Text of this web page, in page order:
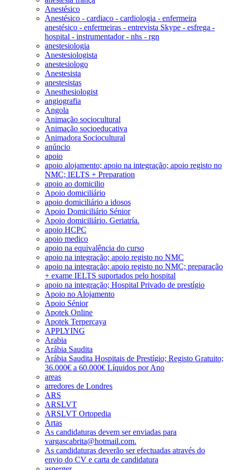
Anestésico
Anestésico - cardiaco - cardiologia - enfermeira
anestésico - enfermeiras - entrevista Skype - esfrega -
hospital - instrumentador - nhs - rgn
anestesiologia
Anestesiologista
anestesiologo
Anestesista
anestesistas
Anesthesiologist
angiografia
Angola
Animação sociocultural
Animação socioeducativa
Animadora Sociocultural
anúncio
apoio
apoio alojamento; apoio na integração; apoio registo no
NMC; IELTS + Preparation
apoio ao domicilio
Apoio domiciliário
apoio domiciliário a idosos
Apoio Domiciliário Sénior
Apoio domiciliário. Geriatría.
apoio HCPC
apoio medico
apoio na equivalência do curso
apoio na integração; apoio registo no NMC
apoio na integração; apoio registo no NMC; preparação
+ exame IELTS suportados pelo hospital
apoio na integração; Hospital Privado de prestígio
Apoio no Alojamento
Apoio Sénior
Apotek Online
Apotek Terpercaya
APPLYING
Arabia
Arábia Saudita
Arábia Saudita Hospitais de Prestígio; Registo Gratuito;
36.000€ a 60.000€ Líquidos por Ano
areas
arredores de Londres
ARS
ARSLVT
ARSLVT Ortopedia
Artas
As candidaturas devem ser enviadas para
vargascabrita@hotmail.com.
As candidaturas deverão ser efectuadas através do
envio do CV e carta de candidatura